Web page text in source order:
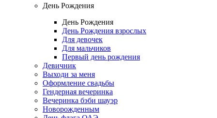
День Рождения
День Рождения
День Рождения взрослых
Для девочек
Для мальчиков
Первый день рождения
Девичник
Выходи за меня
Оформление свадьбы
Гендерная вечеринка
Вечеринка бэби шауэр
Новорожденным